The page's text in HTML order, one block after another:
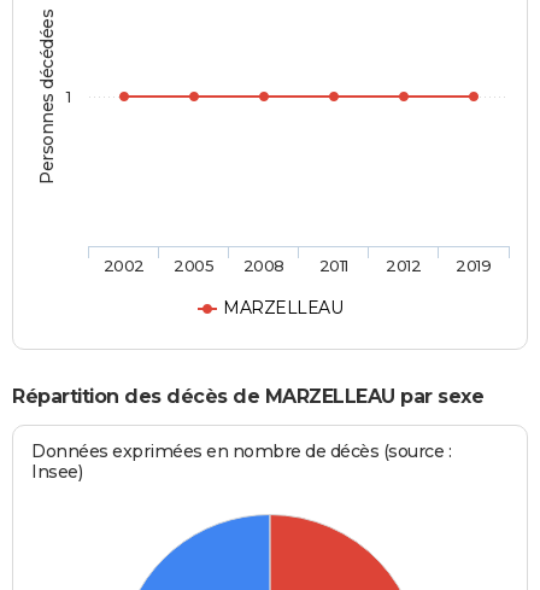
Personnes décédées
MARZELLEAU
2002 2005 2008 2011 2012 2019
1
Répartition des décès de MARZELLEAU par sexe
Données exprimées en nombre de décès (source :
Insee)